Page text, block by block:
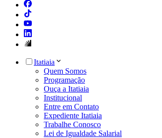
Itatiaia
Quem Somos
Programação
Ouça a Itatiaia
Institucional
Entre em Contato
Expediente Itatiaia
Trabalhe Conosco
Lei de Igualdade Salarial